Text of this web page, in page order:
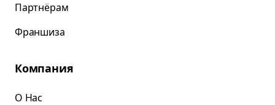
Партнёрам
Франшиза
Компания
О Нас